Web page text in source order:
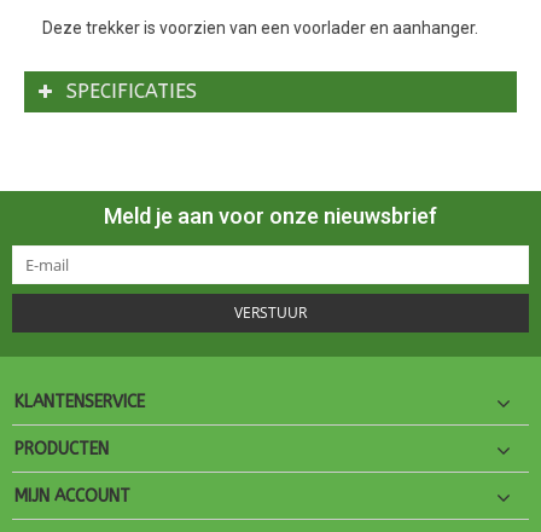
Deze trekker is voorzien van een voorlader en aanhanger.
SPECIFICATIES
Meld je aan voor onze nieuwsbrief
VERSTUUR
KLANTENSERVICE
PRODUCTEN
MIJN ACCOUNT